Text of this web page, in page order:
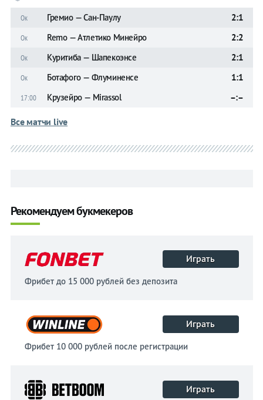
Ок Гремио — Сан-Паулу 2:1
Ок Remo — Атлетико Минейро 2:2
Ок Куритиба — Шапекоэнсе 2:1
Ок Ботафого — Флуминенсе 1:1
17:00 Крузейро — Mirassol –:–
Все матчи live
Рекомендуем букмекеров
Играть
Фрибет до 15 000 рублей без депозита
Играть
Фрибет 10 000 рублей после регистрации
Играть